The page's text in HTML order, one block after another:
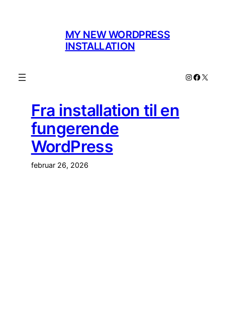
MY NEW WORDPRESS
INSTALLATION
Instagram
X
Fra installation til en
fungerende
WordPress
februar 26, 2026